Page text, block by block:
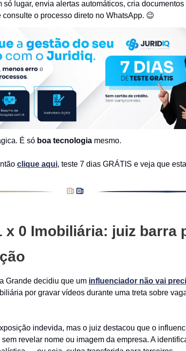
só lugar, envia alertas automáticos, cria documentos
o processo direto no WhatsApp. 😉
É só boa tecnologia mesmo.
clique aqui, teste 7 dias GRÁTIS e veja que
x 0 Imobiliária: juiz barra
Grande decidiu que um influenciador não vai
por gravar vídeos durante uma treta sobre
indevida, mas o juiz destacou que o
revelar nome ou imagem da empresa. A